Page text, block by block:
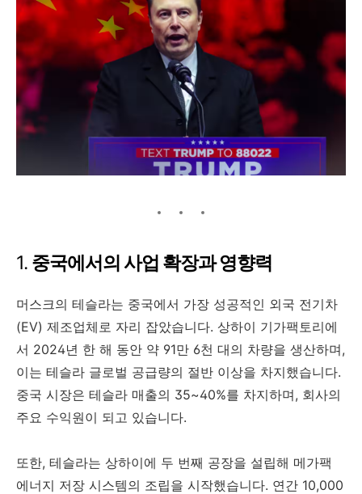
1. 중국에서의 사업 확장과 영향력
머스크의 테슬라는 중국에서 가장 성공적인 외국 전기차
(EV) 제조업체로 자리 잡았습니다. 상하이 기가팩토리에
서 2024년 한 해 동안 약 91만 6천 대의 차량을 생산하며,
이는 테슬라 글로벌 공급량의 절반 이상을 차지했습니다.
중국 시장은 테슬라 매출의 35~40%를 차지하며, 회사의
주요 수익원이 되고 있습니다.
또한, 테슬라는 상하이에 두 번째 공장을 설립해 메가팩
에너지 저장 시스템의 조립을 시작했습니다. 연간 10,000